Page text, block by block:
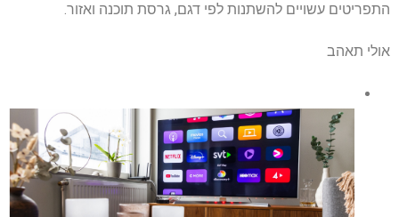
התפריטים עשויים להשתנות לפי דגם, גרסת תוכנה ואזור.
אולי תאהב